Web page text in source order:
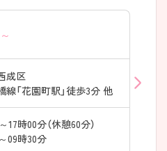
成区
「花園町駅」徒歩3分 他
17時00分（休憩60分）
09時30分